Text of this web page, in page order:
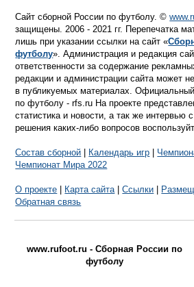
Сайт сборной России по футболу. ©
защищены. 2006 - 2021 гг. Перепечатка
лишь при указании ссылки на сайт «
футболу». Администрация и редакция
ответственности за содержание
редакции и администрации сайта может
в публикуемых материалах.
по футболу - rfs.ru На проекте
статистика и новости, а так же интервью
решения каких-либо вопросов
Состав сборной Календарь игр
Чемпионат Мира 2022
О проекте Карта сайта|Ссылки
Обратная связь
www.rufoot.ru - Сборная России по
футболу